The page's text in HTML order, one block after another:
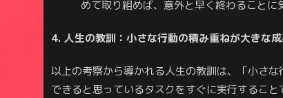
めて取り組めば、意外と早く終わることに
4. 人生の教訓：小さな行動の積み重ねが大きな
以上の考察から導かれる人生の教訓は、「小さ
できると思っているタスクをすぐに実行するこ